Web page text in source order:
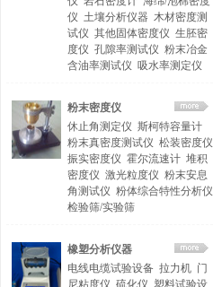
仪 土壤分析仪器 木材密度测
试仪 其他固体密度仪 生胚密
度仪 孔隙率测试仪 粉末冶金
含油率测试仪 吸水率测定仪
粉末密度仪
休止角测定仪 斯柯特容量计
粉末真密度测试仪 松装密度仪
振实密度仪 霍尔流速计 堆积
密度仪 激光粒度仪 粉末安息
角测试仪 粉体综合特性分析仪
检验筛/实验筛
橡塑分析仪器
电线电缆试验设备 拉力机 门
尼粘度仪 硫化仪 塑料试验设